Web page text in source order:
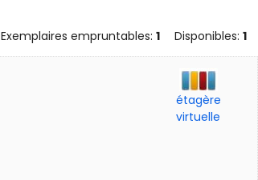
Exemplaires empruntables: 1 Disponibles: 1
étagère
virtuelle